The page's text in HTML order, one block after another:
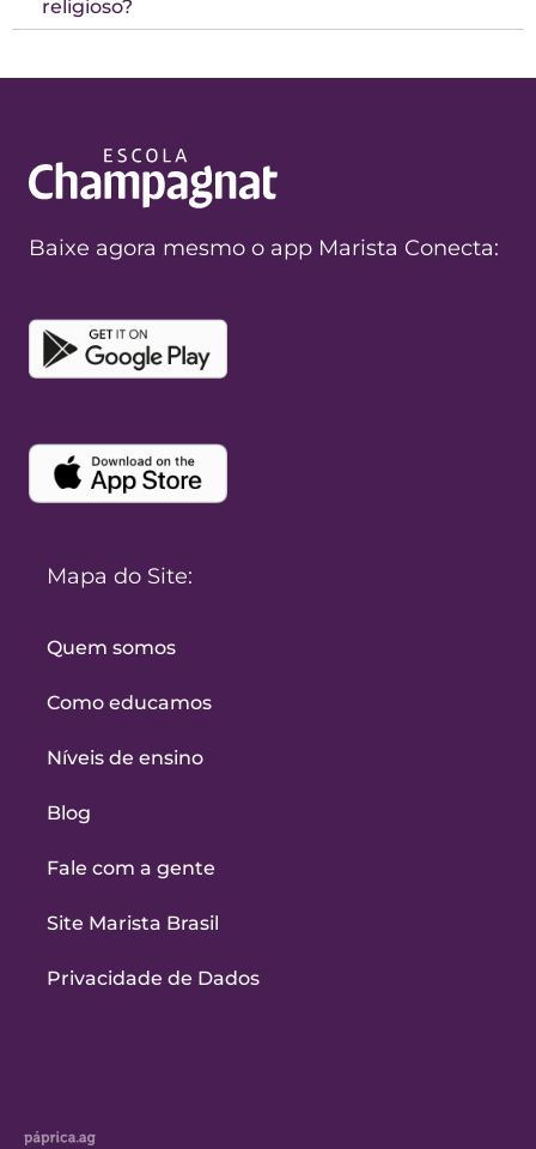
religioso?
Baixe agora mesmo o app Marista Conecta:
Mapa do Site:
Quem somos
Como educamos
Níveis de ensino
Blog
Fale com a gente
Site Marista Brasil
Privacidade de Dados